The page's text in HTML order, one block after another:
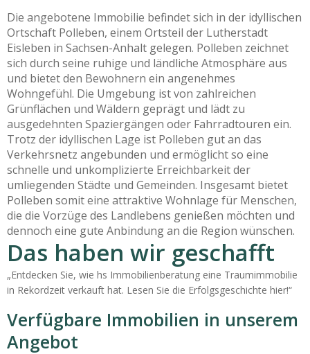
Die angebotene Immobilie befindet sich in der idyllischen
Ortschaft Polleben, einem Ortsteil der Lutherstadt
Eisleben in Sachsen-Anhalt gelegen. Polleben zeichnet
sich durch seine ruhige und ländliche Atmosphäre aus
und bietet den Bewohnern ein angenehmes
Wohngefühl. Die Umgebung ist von zahlreichen
Grünflächen und Wäldern geprägt und lädt zu
ausgedehnten Spaziergängen oder Fahrradtouren ein.
Trotz der idyllischen Lage ist Polleben gut an das
Verkehrsnetz angebunden und ermöglicht so eine
schnelle und unkomplizierte Erreichbarkeit der
umliegenden Städte und Gemeinden. Insgesamt bietet
Polleben somit eine attraktive Wohnlage für Menschen,
die die Vorzüge des Landlebens genießen möchten und
dennoch eine gute Anbindung an die Region wünschen.
Das haben wir geschafft
„Entdecken Sie, wie hs Immobilienberatung eine Traumimmobilie
in Rekordzeit verkauft hat. Lesen Sie die Erfolgsgeschichte hier!“
Verfügbare Immobilien in unserem
Angebot